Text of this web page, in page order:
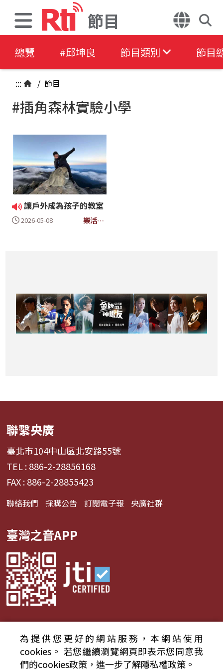
節目
總覽 #邱坤良 節目類別 節目
::: / 節目
#插角森林實驗小學
讓戶外成為孩子的教室
2026-05-08
樂活森
聯繫央廣
臺北市104中山區北安路55號
TEL : 886-2-28856168
FAX : 886-2-28855423
聯絡我們 採購公告 訂閱電子報 央廣社群
臺灣之音APP
© 2024財團法人中央廣播電臺 版權所有
資通安全政策聲明
服務條款 隱私權條款
為提供您更好的網站服務，本網站使用
cookies。 若您繼續瀏覽網頁即表示您同意我
們的cookies政策，進一步了解隱私權政策。